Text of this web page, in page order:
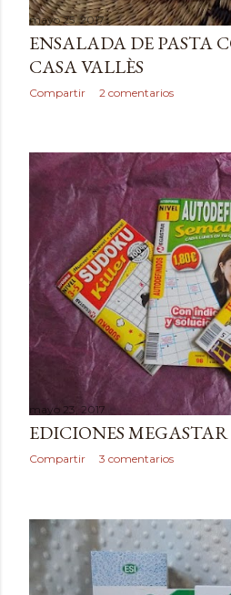
mayo 25, 2017
ENSALADA DE PASTA
CASA VALLÈS
Compartir 2 comentarios
mayo 23, 2017
EDICIONES MEGASTAR
Compartir 3 comentarios